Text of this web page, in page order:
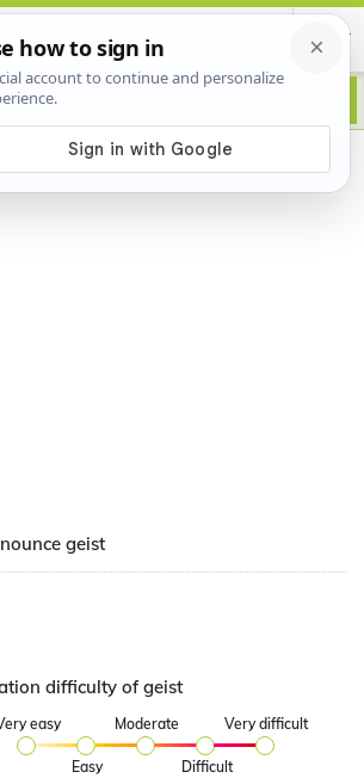
Advertisement
geist
difficulty of geist
easy
Easy
Moderate
Difficult
Very difficult